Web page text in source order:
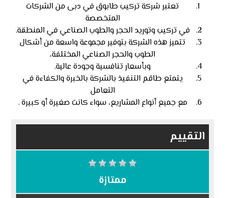
تعتبر شركة تركيب طابوق في دبى من الشركات
المتخصصة
في تركيب وتوريد الحجر والطوب الصناعي في المنطقة.
تتميز هذه الشركة بتوفير مجموعة واسعة من أشكال
الطوب والحجر الصناعي المختلفة،
وبأسعار تنافسية وجودة عالية.
يتمتع طاقم التنفيذ بالشركة بالخبرة والكفاءة في
التعامل
مع جميع أنواع المشاريع، سواء كانت صغيرة أو كبيرة .
التقييم
ممتازة